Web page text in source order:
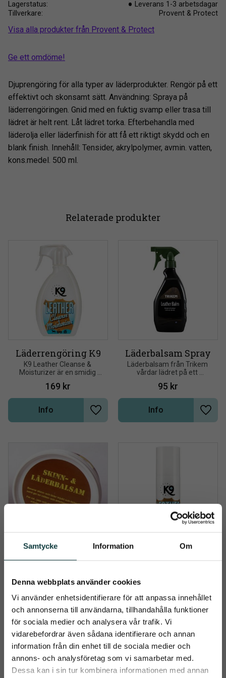
Samtycke Information Om
Denna webbplats använder cookies
Vi använder enhetsidentifierare för att anpassa innehållet
och annonserna till användarna, tillhandahålla funktioner
för sociala medier och analysera vår trafik. Vi
vidarebefordrar även sådana identifierare och annan
information från din enhet till de sociala medier och
annons- och analysföretag som vi samarbetar med.
Dessa kan i sin tur kombinera informationen med annan
Lagerstatus
Leverans 1-3 arbetsdagar
Tillverkare
Provent & Protect
Visa alla produkter från Provent & Protect
Ge ett omdöme!
Djuprengöring för alla typer av läderprodukter. Rengör på ett
effektivt och skonsamt sätt. Användning: Spraya på
läderrengöringen. Gnid med en fuktig svamp eller trasa till
lädret är helt rent. Låt lädret torka. Efterbehandla med
läderolja eller läderfinish för att få ett riktigt skydd och en
blank finish. Innehåll: Tensider, akrylpolymer, avmin. vatten,
kons.medel. 500 ml.
Relaterade produkter
Läderrengöring K9
K9 Leather Cleanse &
Moisturizer är en smidig
avsedd för att avlägsna
både ytlig och djupt ingrodd
smuts från läderprodukter
169 kr
Lägg till i önskelista
Info
Läderbalsam Spray
Läderbalsam från Trikem
vårdar lädret på ett
95 kr
Lägg
Info
119kr
Lägg till i önskelista
Info
snabbabsorberande
lanolin och sheasmör
Info
Prenumerera på Emmishopens